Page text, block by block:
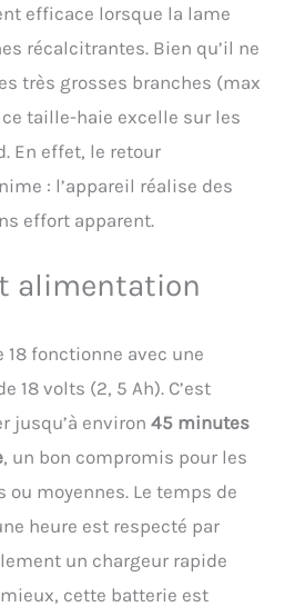
efficace lorsque la lame
récalcitrantes. Bien qu’il ne
très grosses branches (max
taille-haie excelle sur les
En effet, le retour
: l’appareil réalise des
effort apparent.
alimentation
18 fonctionne avec une
18 volts (2, 5 Ah). C’est
jusqu’à environ 45 minutes
, un bon compromis pour les
moyennes. Le temps de
heure est respecté par
un chargeur rapide
cette batterie est